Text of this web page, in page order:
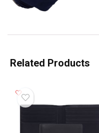
Related Products